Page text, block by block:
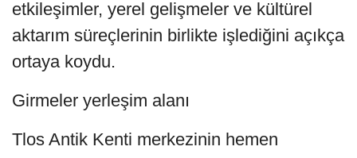
etkileşimler, yerel gelişmeler ve kültürel
aktarım süreçlerinin birlikte işlediğini açıkça
ortaya koydu.
Girmeler yerleşim alanı
Tlos Antik Kenti merkezinin hemen